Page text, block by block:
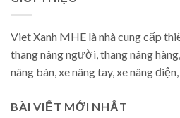
Viet Xanh MHE là nhà cung cấp
thang nâng người, thang nâng
nâng bàn, xe nâng tay, xe nâng
BÀI VIẾT MỚI NHẤT